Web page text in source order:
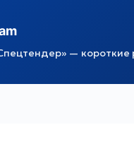
— короткие